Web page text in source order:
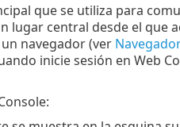
que se utiliza para
lugar central desde el que
un navegador (ver
inicie sesión en Web